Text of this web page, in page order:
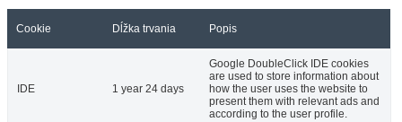
Cookie Dĺžka trvania Popis
IDE 1 year 24 days
Google DoubleClick IDE cookies
are used to store information about
how the user uses the website to
present them with relevant ads and
according to the user profile.